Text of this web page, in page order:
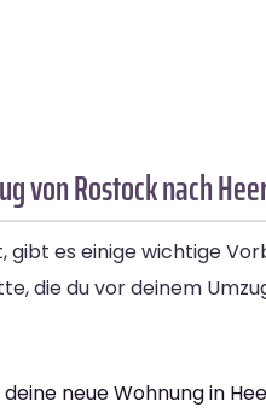
von Rostock nach
es einige wichtige
die du vor deinem
neue Wohnung in